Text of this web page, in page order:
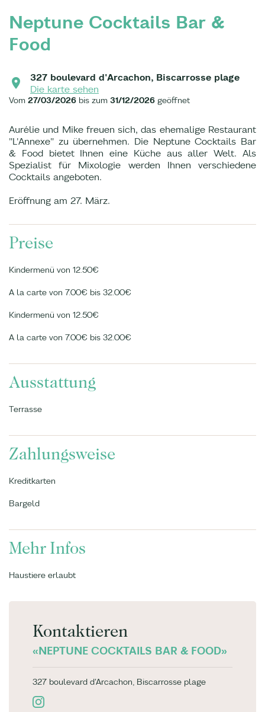
Neptune Cocktails Bar &
Food
327 boulevard d'Arcachon, Biscarrosse plage
Die karte sehen
Vom 27/03/2026 bis zum 31/12/2026 geöffnet
Aurélie und Mike freuen sich, das ehemalige Restaurant
"L'Annexe" zu übernehmen. Die Neptune Cocktails Bar
& Food bietet Ihnen eine Küche aus aller Welt. Als
Spezialist für Mixologie werden Ihnen verschiedene
Cocktails angeboten.
Eröffnung am 27. März.
Preise
Kindermenü von 12.50€
A la carte von 7.00€ bis 32.00€
Kindermenü von 12.50€
A la carte von 7.00€ bis 32.00€
Ausstattung
Terrasse
Zahlungsweise
Kreditkarten
Bargeld
Mehr Infos
Haustiere erlaubt
Kontaktieren
«NEPTUNE COCKTAILS BAR & FOOD»
327 boulevard d'Arcachon, Biscarrosse plage